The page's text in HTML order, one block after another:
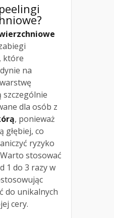
peelingi
?
które
na
szczególnie
dla osób z
, ponieważ
głębiej, co
ryzyko
stosować
1 do 3 razy w
do unikalnych
cery.